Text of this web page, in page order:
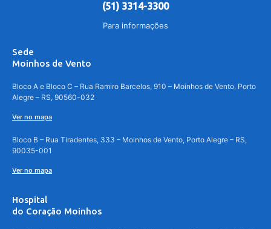
(51) 3314-3300
Para informações
Sede
Moinhos de Vento
Bloco A e Bloco C – Rua Ramiro Barcelos, 910 – Moinhos de Vento, Porto
Alegre – RS, 90560-032
Ver no mapa
Bloco B – Rua Tiradentes, 333 – Moinhos de Vento, Porto Alegre – RS,
90035-001
Ver no mapa
Hospital
do Coração Moinhos